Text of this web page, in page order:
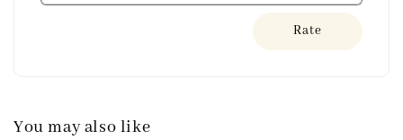
Rate
You may also like